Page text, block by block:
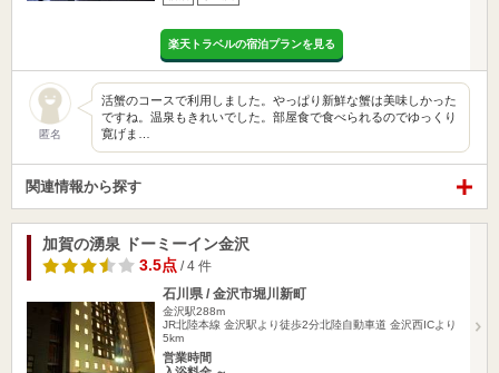
楽天トラベルの宿泊プランを見る
匿名
活蟹のコースで利用しました。やっぱり新鮮な蟹は美味しかった
ですね。温泉もきれいでした。部屋食で食べられるのでゆっくり
寛げま…
関連情報から探す
加賀の湧泉 ドーミーイン金沢
3.5点 / 4 件
石川県 / 金沢市堀川新町
金沢駅288m
JR北陸本線 金沢駅より徒歩2分北陸自動車道 金沢西ICより
5km
営業時間